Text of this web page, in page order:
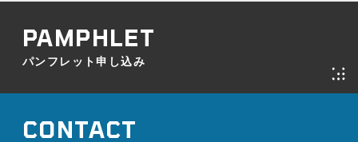
パンフレット申し込み